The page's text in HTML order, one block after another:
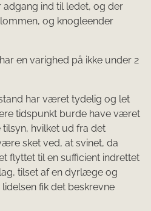
ind til ledet, og der
og knogleender
en varighed på ikke under 2
har været tydelig og let
tidspunkt burde have været
hvilket ud fra det
sket ved, at svinet, da
flyttet til en sufficient indrettet
tilset af en dyrlæge og
fik det beskrevne